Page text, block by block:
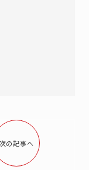
次の記事へ